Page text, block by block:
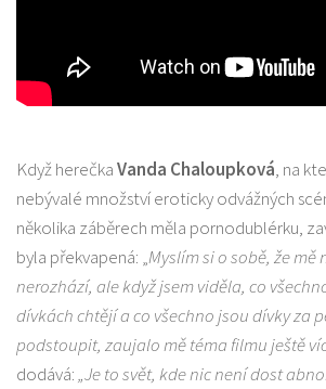
Když herečkaVanda Chaloupková, na
nebývalé množství eroticky odvážných
několika záběrech měla pornodublérku,
byla překvapená: „Myslím si o sobě, že mě
nerozhází, ale když jsem viděla, co
dívkách chtějí a co všechno jsou dívky za
podstoupit, zaujalo mě téma filmu ještě
dodává:„Je to svět, kde nic není dost